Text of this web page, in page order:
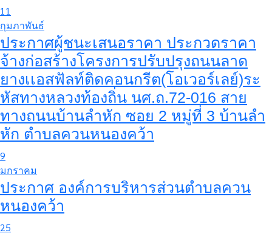
11
กุมภาพันธ์
ประกาศผู้ชนะเสนอราคา ประกวดราคา
จ้างก่อสร้างโครงการปรับปรุงถนนลาด
ยางเเอสฟัลท์ติดคอนกรีต(โอเวอร์เลย์)ระ
หัสทางหลวงท้องถิ่น นศ.ถ.72-016 สาย
ทางถนนบ้านลำหัก ซอย 2 หมู่ที่ 3 บ้านลำ
หัก ตำบลควนหนองคว้า
9
มกราคม
ประกาศ องค์การบริหารส่วนตำบลควน
หนองคว้า
25